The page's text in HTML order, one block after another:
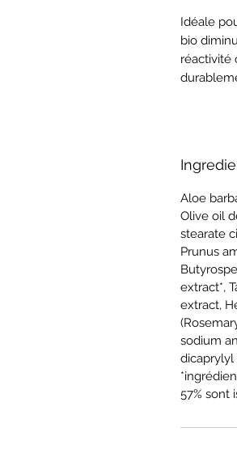
Idéale
bio
réactivité
Aloe
Olive oil
stearate
Prunus
extract*,
extract,
sodium
dicaprylyl
57% sont